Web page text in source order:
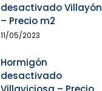
desactivado Villayón
– Precio m2
11/05/2023
Hormigón
desactivado